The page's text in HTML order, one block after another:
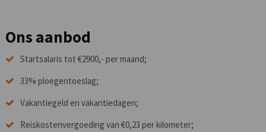
Ons aanbod
Startsalaris tot €2900,- per maand;
33% ploegentoeslag;
Vakantiegeld en vakantiedagen;
Reiskostenvergoeding van €0,23 per kilometer;